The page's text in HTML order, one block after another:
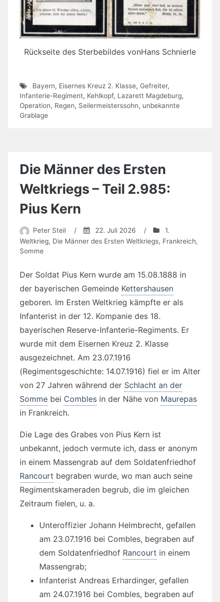
Rückseite des Sterbebildes vonHans Schnierle
Bayern, Eisernes Kreuz 2. Klasse, Gefreiter,
Infanterie-Regiment, Kehlkopf, Lazarett Magdeburg,
Operation, Regen, Seilermeisterssohn, unbekannte
Grablage
Die Männer des Ersten
Weltkriegs – Teil 2.985:
Pius Kern
Peter Steil / 22. Juli 2026 /
1.
Weltkrieg, Die Männer des Ersten Weltkriegs, Frankreich,
Somme
Der Soldat Pius Kern wurde am 15.08.1888 in
der bayerischen Gemeinde Kettershausen
geboren. Im Ersten Weltkrieg kämpfte er als
Infanterist in der 12. Kompanie des 18.
bayerischen Reserve-Infanterie-Regiments. Er
wurde mit dem Eisernen Kreuz 2. Klasse
ausgezeichnet. Am 23.07.1916
(Regimentsgeschichte: 14.07.1916) fiel er im Alter
von 27 Jahren während der Schlacht an der
Somme bei Combles in der Nähe von Maurepas
in Frankreich.
Die Lage des Grabes von Pius Kern ist
unbekannt, jedoch vermute ich, dass er anonym
in einem Massengrab auf dem Soldatenfriedhof
Rancourt begraben wurde, wo man auch seine
Regimentskameraden begrub, die im gleichen
Zeitraum fielen, u. a.
Unteroffizier Johann Helmbrecht, gefallen
am 23.07.1916 bei Combles, begraben auf
dem Soldatenfriedhof Rancourt in einem
Massengrab;
Infanterist Andreas Erhardinger, gefallen
am 24.07.1916 bei Combles, begraben auf